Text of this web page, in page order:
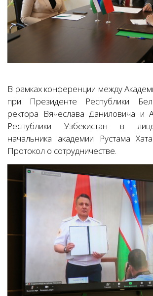
В рамках конференции между
при Президенте Республики
ректора Вячеслава Даниловича и
Республики Узбекистан в
начальника академии Рустама
Протокол о сотрудничестве.